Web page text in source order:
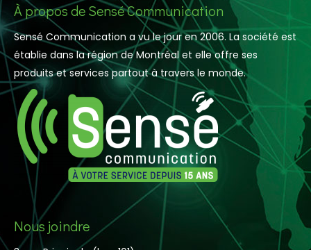
À propos de Sensé Communication
Sensé Communication a vu le jour en 2006. La société est
établie dans la région de Montréal et elle offre ses
produits et services partout à travers le monde.
Nous joindre